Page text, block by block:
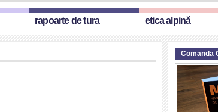
rapoarte de tura etica alpină
Comanda